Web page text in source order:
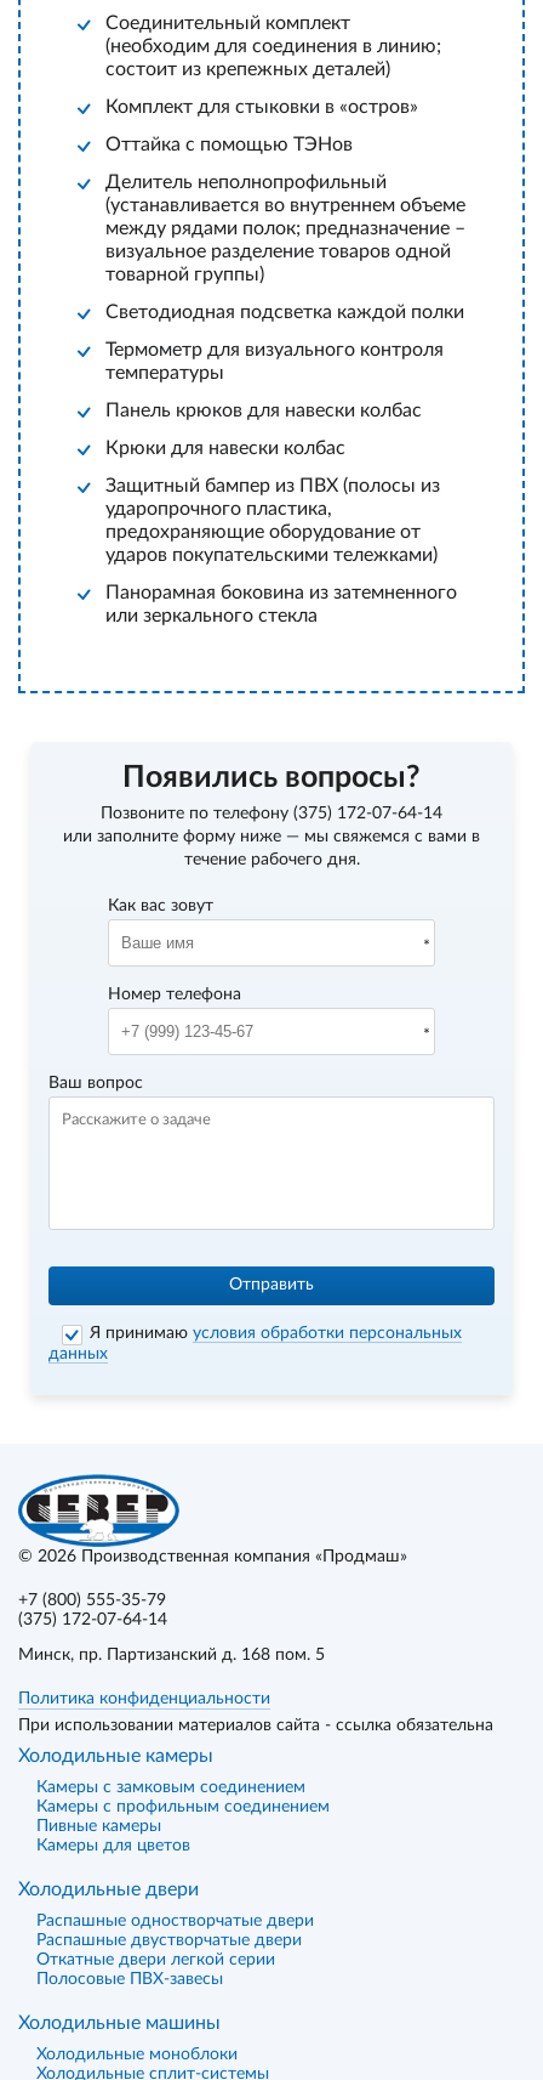
Соединительный комплект
(необходим для соединения в линию;
состоит из крепежных деталей)
Комплект для стыковки в «остров»
Оттайка с помощью ТЭНов
Делитель неполнопрофильный
(устанавливается во внутреннем объеме
между рядами полок; предназначение –
визуальное разделение товаров одной
товарной группы)
Светодиодная подсветка каждой полки
Термометр для визуального контроля
температуры
Панель крюков для навески колбас
Крюки для навески колбас
Защитный бампер из ПВХ (полосы из
ударопрочного пластика,
предохраняющие оборудование от
ударов покупательскими тележками)
Панорамная боковина из затемненного
или зеркального стекла
Появились вопросы?
Позвоните по телефону (375) 172-07-64-14
или заполните форму ниже — мы свяжемся с вами в
течение рабочего дня.
Как вас зовут
Номер телефона
Ваш вопрос
Отправить
Я принимаюусловия обработки персональных
данных
© 2026 Производственная компания «Продмаш»
+7 (800) 555-35-79
(375) 172-07-64-14
Минск, пр. Партизанский д. 168 пом. 5
Политика конфиденциальности
При использовании материалов сайта - ссылка обязательна
Холодильные камеры
Камеры с замковым соединением
Камеры с профильным соединением
Пивные камеры
Камеры для цветов
Холодильные двери
Распашные одностворчатые двери
Распашные двустворчатые двери
Откатные двери легкой серии
Полосовые ПВХ-завесы
Холодильные машины
Холодильные моноблоки
Холодильные сплит-системы